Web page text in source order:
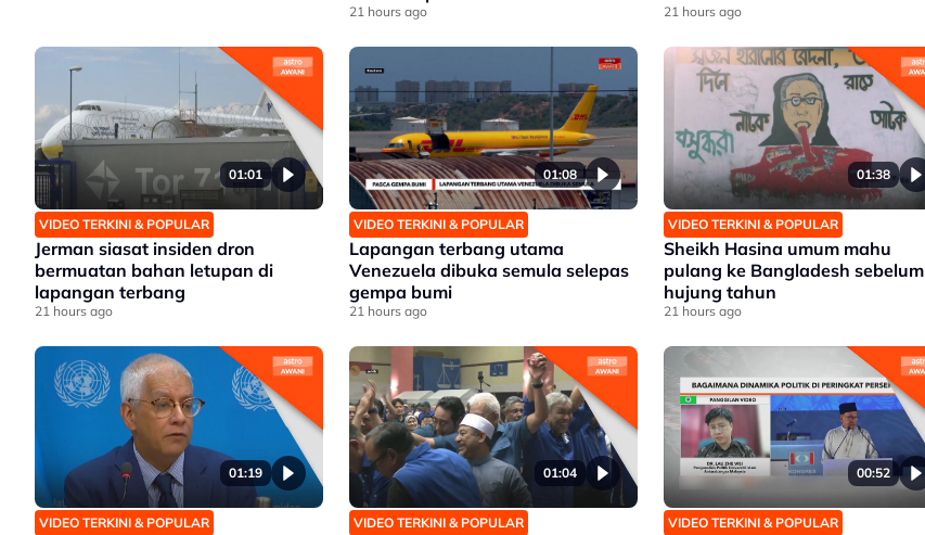
21 hours ago 21 hours ago
01:01
VIDEO TERKINI & POPULAR
Jerman siasat insiden dron
bermuatan bahan letupan di
lapangan terbang
21 hours ago
01:08
VIDEO TERKINI & POPULAR
Lapangan terbang utama
Venezuela dibuka semula selepas
gempa bumi
21 hours ago
01:38
VIDEO TERKINI & POPULAR
Sheikh Hasina umum mahu
pulang ke Bangladesh sebelum
hujung tahun
21 hours ago
01:19
VIDEO TERKINI & POPULAR
01:04
VIDEO TERKINI & POPULAR
00:52
VIDEO TERKINI & POPULAR